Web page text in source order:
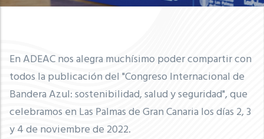
En ADEAC nos alegra muchísimo poder compartir con
todos la publicación del "Congreso Internacional de
Bandera Azul: sostenibilidad, salud y seguridad", que
celebramos en Las Palmas de Gran Canaria los días 2, 3
y 4 de noviembre de 2022.